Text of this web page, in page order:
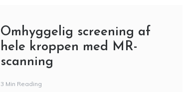
Omhyggelig screening af
hele kroppen med MR-
scanning
3 Min Reading